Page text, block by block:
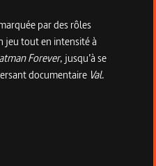
par des rôles
jeu tout en intensité à
Forever, jusqu’à se
documentaire Val.